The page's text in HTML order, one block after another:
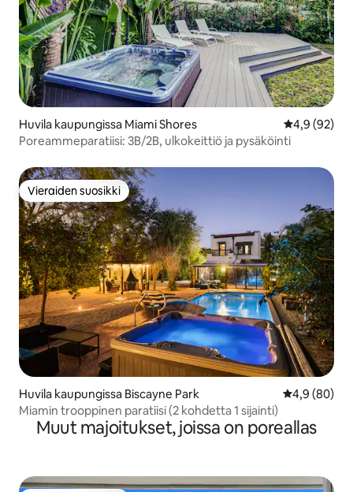
Huvila kaupungissa Miami Shores
4,9 (92)
Poreammeparatiisi: 3B/2B, ulkokeittiö ja pysäköinti
Vieraiden suosikki
Vieraiden suosikki
Huvila kaupungissa Biscayne Park
4,9 (80)
Miamin trooppinen paratiisi (2 kohdetta 1 sijainti)
Muut majoitukset, joissa on poreallas